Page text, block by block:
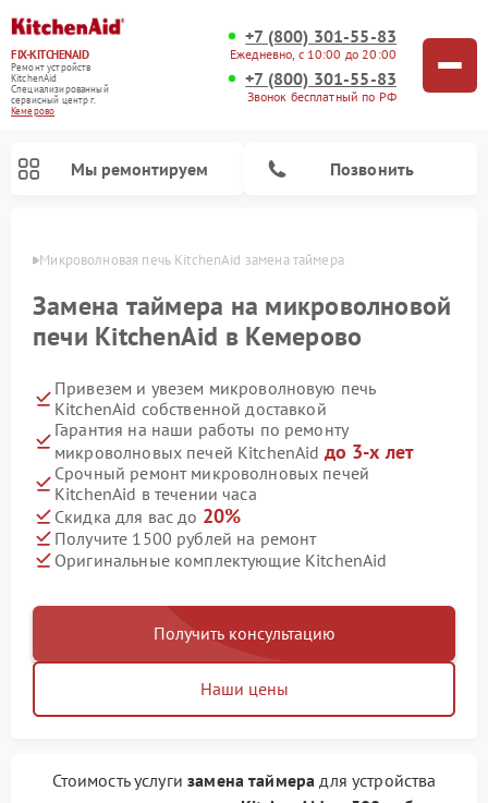
FIX-KITCHENAID
Ремонт устройств
KitchenAid
Специализированный
cервисный центр г.
Кемерово
+7 (800) 301-55-83
Ежедневно, с 10:00 до 20:00
+7 (800) 301-55-83
Звонок бесплатный по РФ
Мы ремонтируем Позвонить
Микроволновая печь KitchenAid замена таймера
Замена таймера на микроволновой
печи KitchenAid в Кемерово
Привезем и увезем микроволновую печь
KitchenAid собственной доставкой
Гарантия на наши работы по ремонту
микроволновых печей KitchenAid до 3-х лет
Срочный ремонт микроволновых печей
KitchenAid в течении часа
Скидка для вас до 20%
Получите 1500 рублей на ремонт
Оригинальные комплектующие KitchenAid
Получить консультацию
Наши цены
Стоимость услугизамена таймера для устройства